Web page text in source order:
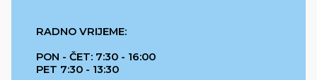
RADNO VRIJEME:
PON - ČET: 7:30 - 16:00
PET 7:30 - 13:30